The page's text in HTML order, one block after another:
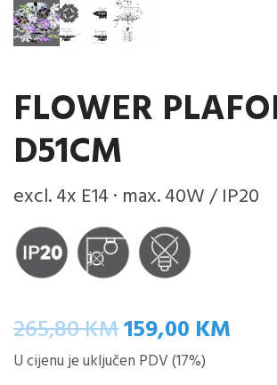
FLOWER
D51CM
excl. 4x E14 · max. 40W / IP20
265,80KMIzvorna
cijena
159,00 KM
U cijenu je uključen PDV (17%)